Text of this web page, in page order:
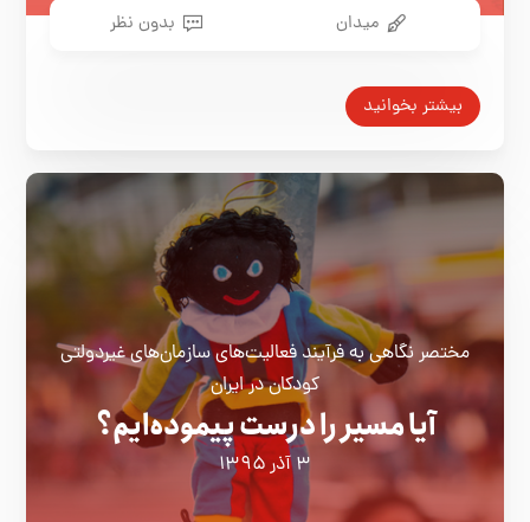
میدان بدون نظر
بیشتر بخوانید
مختصر نگاهی به فرآیند فعالیت‌های سازمان‌های غیردولتی
کودکان در ایران
آیا مسیر را درست پیموده‌ایم؟
۳ آذر ۱۳۹۵